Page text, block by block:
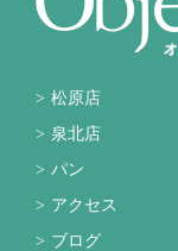
松原店
泉北店
パン
アクセス
ブログ